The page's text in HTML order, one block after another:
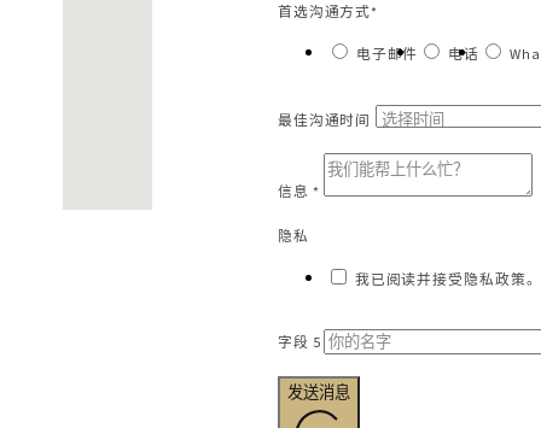
首选沟通方式*
电子邮件 电话
最佳沟通时间
信息 *
隐私
我已阅读并接受隐私政策
字段 5
发送消息